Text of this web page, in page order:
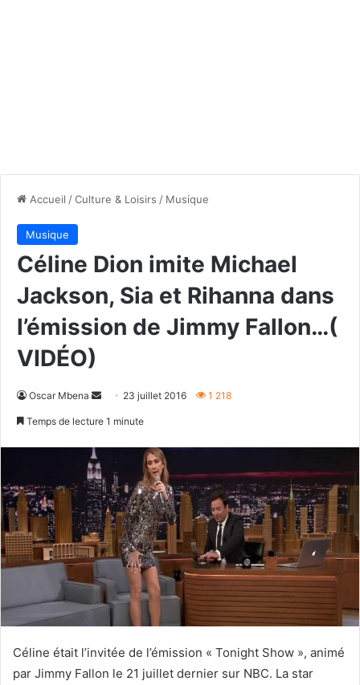
Accueil /Culture & Loisirs / Musique
Musique
Céline Dion imite Michael
Jackson, Sia et Rihanna dans
l’émission de Jimmy Fallon…(
VIDÉO)
Oscar Mbena
Envoyer23 juillet 2016 1 218
Temps de lecture 1 minute
Céline était l’invitée de l’émission « Tonight Show », animé
par Jimmy Fallon le 21 juillet dernier sur NBC. La star